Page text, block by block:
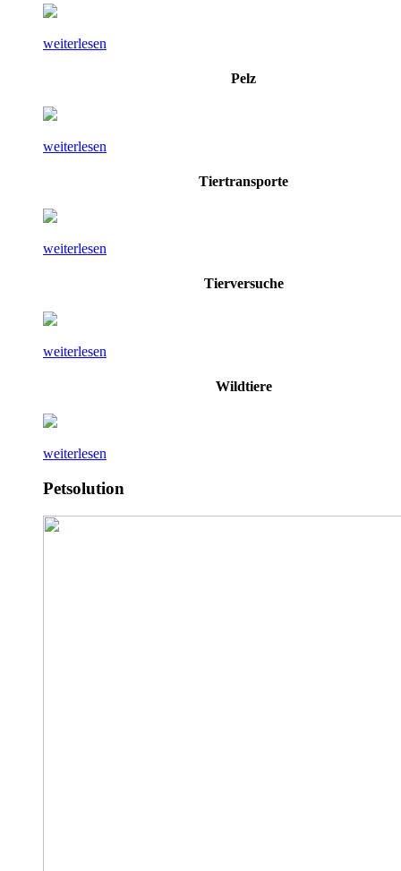
weiterlesen
Pelz
weiterlesen
Tiertransporte
weiterlesen
Tierversuche
weiterlesen
Wildtiere
weiterlesen
Petsolution